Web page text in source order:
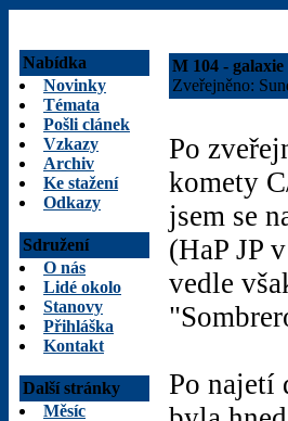
Nabídka
Novinky
Témata
Pošli clánek
Vzkazy
Archiv
Ke stažení
Odkazy
Sdružení
O nás
Lidé okolo
Stanovy
Přihláška
Kontakt
Další stránky
Měsíc
M 104 -
Zveřejněno:
Po
komety
jsem se
(HaP JP
vedle
Po najetí